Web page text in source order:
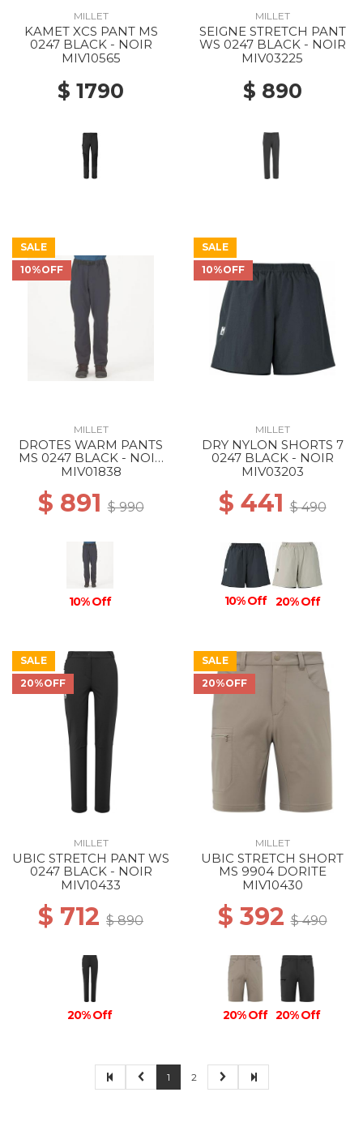
MILLET
KAMET XCS PANT MS
0247 BLACK - NOIR
MIV10565
$ 1790
MILLET
SEIGNE STRETCH PANT
WS 0247 BLACK - NOIR
MIV03225
$ 890
SALE
10%OFF
MILLET
DROTES WARM PANTS
MS 0247 BLACK - NOIR
NEW
MIV01838
$ 891$ 990
10% Off
SALE
10%OFF
MILLET
DRY NYLON SHORTS 7
0247 BLACK - NOIR
MIV03203
$ 441$ 490
10% Off 20% Off
SALE
20%OFF
MILLET
UBIC STRETCH PANT WS
0247 BLACK - NOIR
MIV10433
$ 712 $ 890
20% Off
SALE
20%OFF
MILLET
UBIC STRETCH SHORT
MS 9904 DORITE
MIV10430
$ 392$ 490
20% Off 20% Off
1 2